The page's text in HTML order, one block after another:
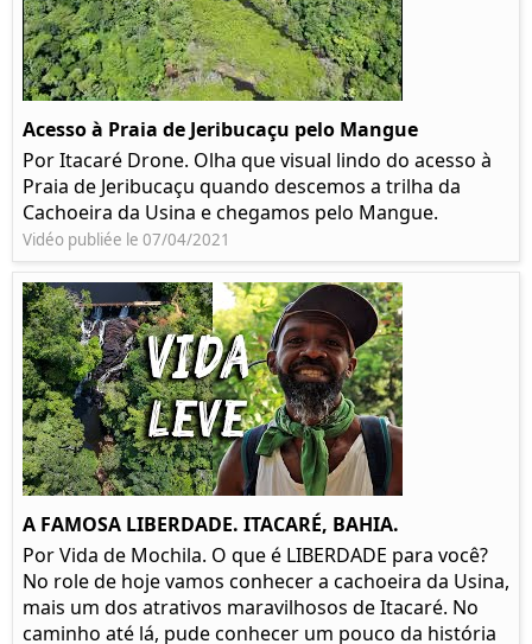
Acesso à Praia de Jeribucaçu pelo Mangue
Por Itacaré Drone. Olha que visual lindo do acesso à
Praia de Jeribucaçu quando descemos a trilha da
Cachoeira da Usina e chegamos pelo Mangue.
Vidéo publiée le 07/04/2021
A FAMOSA LIBERDADE. ITACARÉ, BAHIA.
Por Vida de Mochila. O que é LIBERDADE para você?
No role de hoje vamos conhecer a cachoeira da Usina,
mais um dos atrativos maravilhosos de Itacaré. No
caminho até lá, pude conhecer um pouco da história